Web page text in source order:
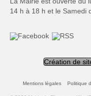
14 h à 18 h et le Samedi
Création de
Mentions légales Politique